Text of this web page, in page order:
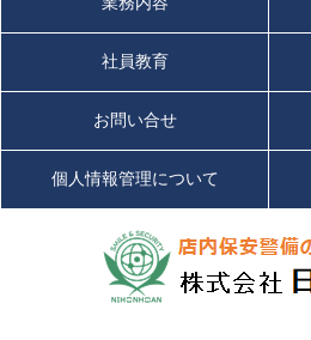
社員教育
お問い合せ
個人情報管理について